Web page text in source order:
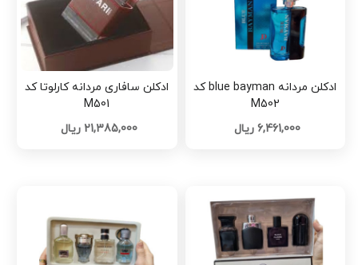
ادکلن مردانه blue bayman کد
M502
6,461,000 ریال
ادکلن سافاری مردانه کارلوتا کد
M501
21,385,000 ریال